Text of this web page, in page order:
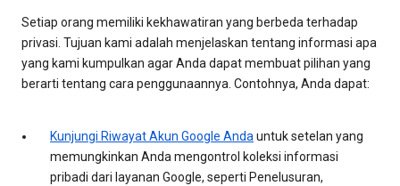
Setiap orang memiliki kekhawatiran yang berbeda terhadap
privasi. Tujuan kami adalah menjelaskan tentang informasi apa
yang kami kumpulkan agar Anda dapat membuat pilihan yang
berarti tentang cara penggunaannya. Contohnya, Anda dapat:
Kunjungi Riwayat Akun Google Andauntuk setelan yang
memungkinkan Anda mengontrol koleksi informasi
pribadi dari layanan Google, seperti Penelusuran,